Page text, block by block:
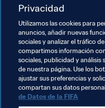
Temas
Privacidad
Utilizamos las cookies para
anuncios, añadir nuevas
sociales y analizar el tráfico
compartimos información
sociales, publicidad y análisis
de nuestra página. Use los
ajustar sus preferencias y
compartan sus datos
de Datos de la FIFA